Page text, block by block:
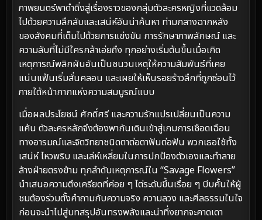
ภาพยนตร์พาดำดิ่งสู่เรื่องราวของกลุ่มตัวละครหญิงที่แวดล้อม
ไปด้วยความลึกลับและเสน่ห์อันน่าค้นหา ท่ามกลางฉากหลัง
ของสังคมที่เต็มไปด้วยการแข่งขัน การรักษาภาพลักษณ์ และ
ความลับที่ไม่มีใครกล้าเอ่ยถึง ทุกอย่างเริ่มต้นขึ้นเมื่อเกิด
เหตุการณ์พลิกผันอันเป็นชนวนเหตุให้ความสัมพันธ์ที่เคย
แน่นแฟ้นเริ่มสั่นคลอน และเผยให้เห็นรอยร้าวลึกที่ถูกซ่อนไว้
ภายใต้หน้ากากแห่งความสมบูรณ์แบบ
เมื่อผลประโยชน์ ศักดิ์ศรี และความรักแปรเปลี่ยนเป็นความ
แค้น ตัวละครหลักจึงต้องพากันเดินเข้าสู่เกมการเชือดเฉือน
ทางอารมณ์และจิตวิทยาชนิดตาต่อตาฟันต่อฟัน พวกเธอใช้ทั้ง
เสน่ห์ ไหวพริบ และเล่ห์เหลี่ยมในการปกป้องตัวเองและทำลาย
ล้างฝ่ายตรงข้าม ทุกลำดับเหตุการณ์ใน “Savage Flowers”
นำเสนอความตึงเครียดที่ค่อย ๆ ไต่ระดับขึ้นเรื่อย ๆ บีบคั้นให้ผู้
ชมต้องร่วมตั้งคำถามกับความจริง ความลวง และศีลธรรมในใจ
ก่อนจะนำไปสู่บทสรุปอันทรงพลังและน่าทึ่งยากจะคาดเดา